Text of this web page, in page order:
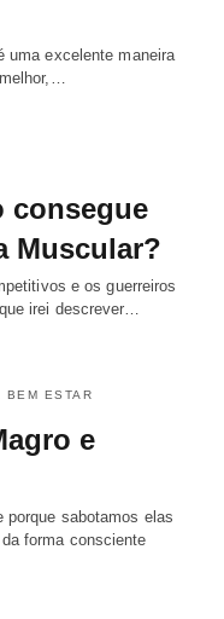
uma excelente maneira
consegue
Muscular?
e os guerreiros
irei descrever…
BEM ESTAR
e
porque sabotamos elas
forma consciente